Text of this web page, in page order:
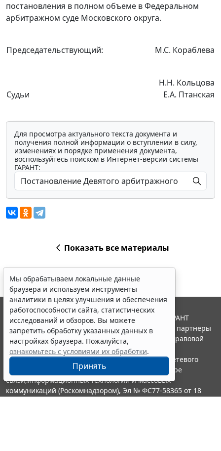
постановления в полном объеме в Федеральном
арбитражном суде Московского округа.
Председательствующий: М.С. Кораблева
Судьи
Н.Н. Кольцова
Е.А. Птанская
Для просмотра актуального текста документа и
получения полной информации о вступлении в силу,
изменениях и порядке применения документа,
воспользуйтесь поиском в Интернет-версии системы
ГАРАНТ:
Показать все материалы
Мы обрабатываем локальные данные
браузера и используем инструменты
аналитики в целях улучшения и обеспечения
работоспособности сайта, статистических
исследований и обзоров. Вы можете
запретить обработку указанных данных в
настройках браузера. Пожалуйста,
ознакомьтесь с условиями их обработки.
Принять
© ООО "НПП "ГАРАНТ-СЕРВИС", 2026. Система ГАРАНТ
выпускается с 1990 года. Компания "Гарант" и ее партнеры
являются участниками Российской ассоциации правовой
информации ГАРАНТ.
Портал ГАРАНТ.РУ зарегистрирован в качестве сетевого
издания Федеральной службой по надзору в сфере
связи,информационных технологий и массовых
коммуникаций (Роскомнадзором), Эл № ФС77-58365 от 18